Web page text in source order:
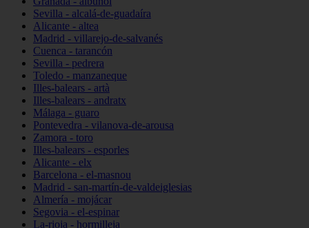
Sevilla - alcalá-de-guadaíra
Alicante - altea
Madrid - villarejo-de-salvanés
Cuenca - tarancón
Sevilla - pedrera
Toledo - manzaneque
Illes-balears - artà
Illes-balears - andratx
Málaga - guaro
Pontevedra - vilanova-de-arousa
Zamora - toro
Illes-balears - esporles
Alicante - elx
Barcelona - el-masnou
Madrid - san-martín-de-valdeiglesias
Almería - mojácar
Segovia - el-espinar
La-rioja - hormilleja